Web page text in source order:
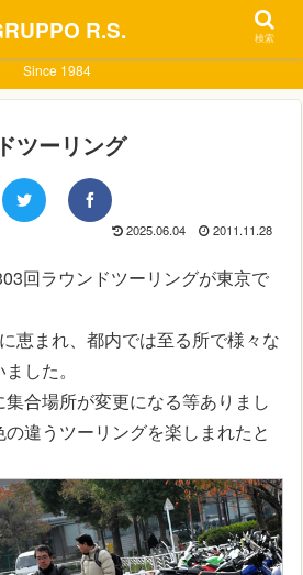
Since 1984
ツーリング
2025.06.04 2011.11.28
回ラウンドツーリングが東京で
恵まれ、都内では至る所で様々な
した。
合場所が変更になる等ありまし
違うツーリングを楽しまれたと
R.S. 検索